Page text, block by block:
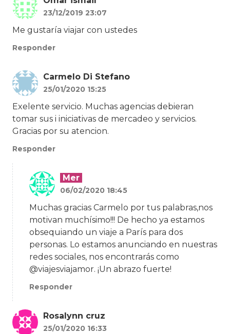
23/12/2019 23:07
Me gustaría viajar con ustedes
Responder
Carmelo Di Stefano
25/01/2020 15:25
Exelente servicio. Muchas agencias debieran
tomar sus i iniciativas de mercadeo y servicios.
Gracias por su atencion.
Responder
Mer
06/02/2020 18:45
Muchas gracias Carmelo por tus palabras,nos
motivan muchísimo!!! De hecho ya estamos
obsequiando un viaje a París para dos
personas. Lo estamos anunciando en nuestras
redes sociales, nos encontrarás como
@viajesviajamor. ¡Un abrazo fuerte!
Responder
Rosalynn cruz
25/01/2020 16:33